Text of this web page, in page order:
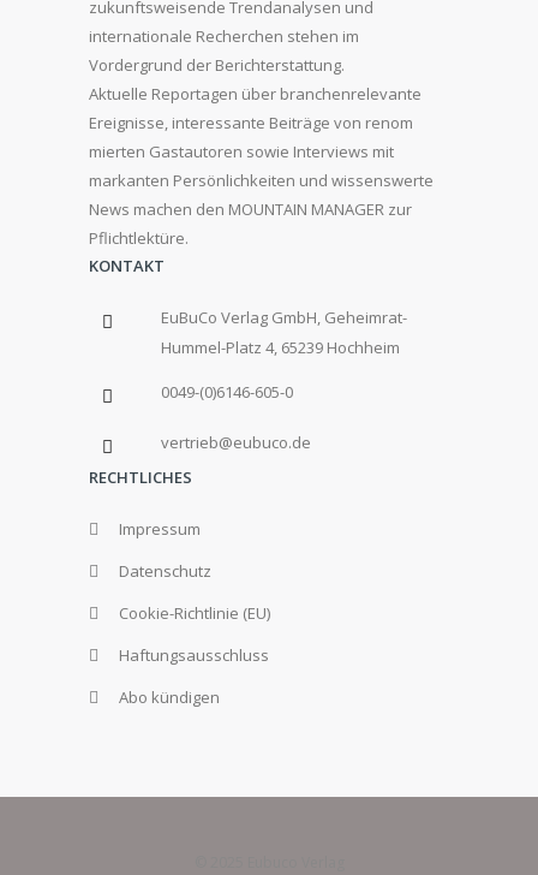
zukunftsweisende Trendanalysen und
internationale Recherchen stehen im
Vordergrund der Berichterstattung.
Aktuelle Reportagen über branchenrelevante
Ereignisse, interessante Beiträge von renom
mierten Gastautoren sowie Interviews mit
markanten Persönlichkeiten und wissenswerte
News machen den MOUNTAIN MANAGER zur
Pflichtlektüre.
KONTAKT
EuBuCo Verlag GmbH, Geheimrat-
Hummel-Platz 4, 65239 Hochheim
0049-(0)6146-605-0
vertrieb@eubuco.de
RECHTLICHES
Impressum
Datenschutz
Cookie-Richtlinie (EU)
Haftungsausschluss
Abo kündigen